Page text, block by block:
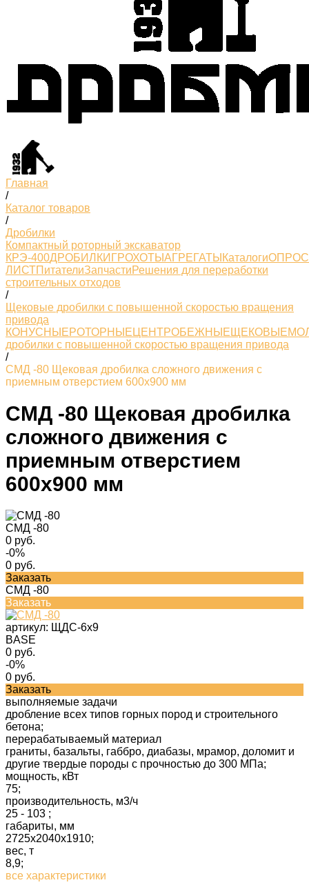
Главная
/
Каталог товаров
/
Дробилки
Компактный роторный экскаватор
КРЭ-400ДРОБИЛКИ ГРОХОТЫ АГРЕГАТЫ Каталоги
ЛИСТПитателиЗапчастиРешения для переработки
строительных отходов
/
Щековые дробилки с повышенной скоростью вращения
привода
КОНУСНЫЕРОТОРНЫЕ ЦЕНТРОБЕЖНЫЕ ЩЕКОВЫЕ
дробилки с повышенной скоростью вращения привода
/
СМД -80 Щековая дробилка сложного движения с
приемным отверстием 600х900 мм
СМД -80 Щековая дробилка
сложного движения с
приемным отверстием
600х900 мм
СМД -80
0 руб.
-0%
0 руб.
Заказать
СМД -80
Заказать
артикул: ЩДС-6х9
BASE
0 руб.
-0%
0 руб.
Заказать
выполняемые задачи
дробление всех типов горных пород и строительного
бетона;
перерабатываемый материал
граниты, базальты, габбро, диабазы, мрамор, доломит и
другие твердые породы с прочностью до 300 МПа;
мощность, кВт
75;
производительность, м3/ч
25 - 103 ;
габариты, мм
2725х2040х1910;
вес, т
8,9;
все характеристики